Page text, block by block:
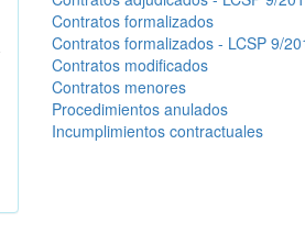
Contratos formalizados
Contratos formalizados - LCSP 9/
Contratos modificados
Contratos menores
Procedimientos anulados
Incumplimientos contractuales